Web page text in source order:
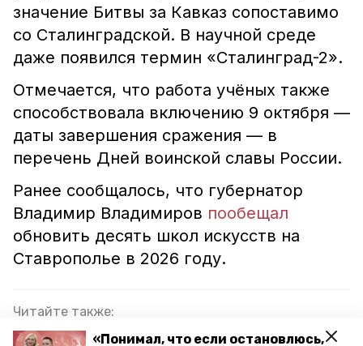
«Понимал, что если остановлюсь,
значение Битвы за Кавказ сопоставимо
со Сталинградской. В научной среде
даже появился термин «Сталинград-2».
Отмечается, что работа учёных также
способствовала включению 9 октября —
даты завершения сражения — в
перечень Дней воинской славы России.
Ранее сообщалось, что губернатор
Владимир Владимиров пообещал
обновить десять школ искусств на
Ставрополье в 2026 году.
Читайте также:
Сарик Андреасян рассказал молодёжи